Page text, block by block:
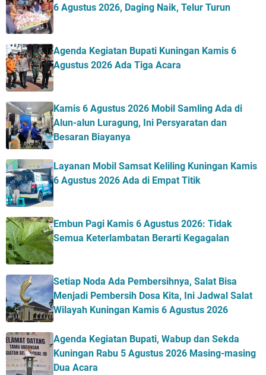
6 Agustus 2026, Daging Naik, Telur Turun
Agenda Kegiatan Bupati Kuningan Kamis 6
Agustus 2026 Ada Tiga Acara
Kamis 6 Agustus 2026 Mobil Samling Ada di
Alun-alun Luragung, Ini Persyaratan dan
Besaran Biayanya
Layanan Mobil Samsat Keliling Kuningan Kamis
6 Agustus 2026 Ada di Empat Titik
Embun Pagi Kamis 6 Agustus 2026: Tidak
Semua Keterlambatan Berarti Kegagalan
Setiap Noda Ada Pembersihnya, Salat Bisa
Menjadi Pembersih Dosa Kita, Ini Jadwal Salat
Wilayah Kuningan Kamis 6 Agustus 2026
Agenda Kegiatan Bupati, Wabup dan Sekda
Kuningan Rabu 5 Agustus 2026 Masing-masing
Dua Acara